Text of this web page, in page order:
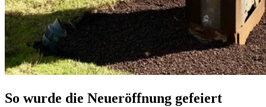
So wurde die Neueröffnung gefeiert